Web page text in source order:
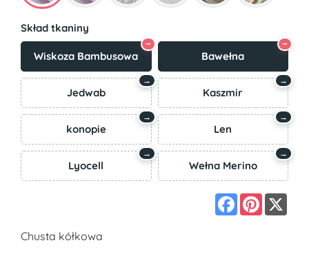
Skład tkaniny
Wiskoza Bambusowa
−
Bawełna
−
Jedwab
→
Kaszmir
→
konopie
→
Len
→
Lyocell
→
Wełna Merino
→
Facebook
Pinterest
Chusta kółkowa